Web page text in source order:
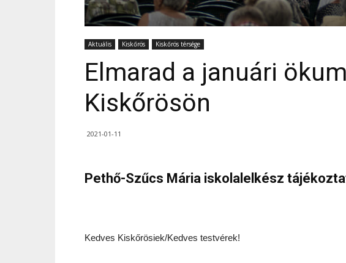
Aktuális Kiskőrös Kiskőrös térsége
Elmarad a januári
Kiskőrösön
2021-01-11
Pethő-Szűcs Mária iskolalelkész
Kedves Kiskőrösiek/Kedves testvérek!